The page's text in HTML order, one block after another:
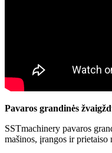
Pavaros grandinės
SSTmachinery pavaros
mašinos, įrangos ir prietaiso